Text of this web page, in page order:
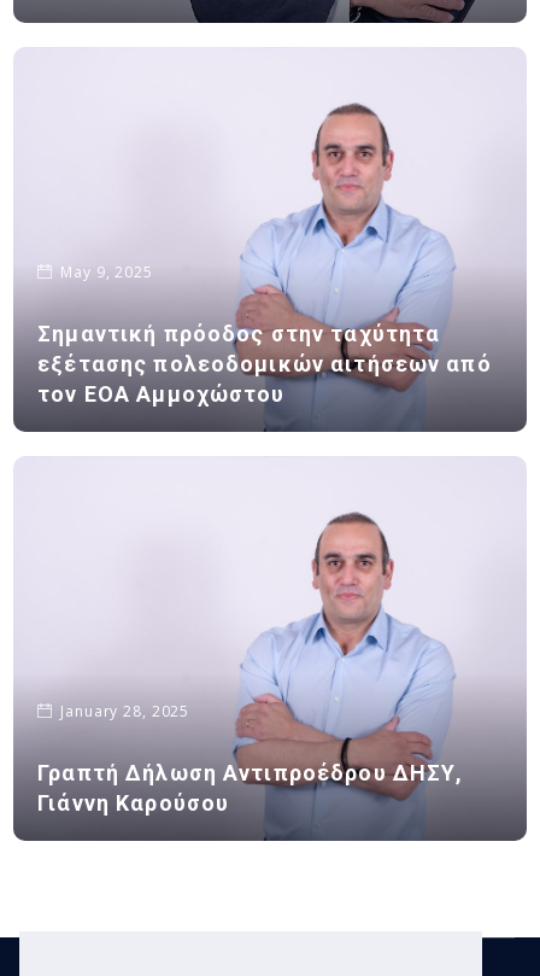
May 9, 2025
Σημαντική πρόοδος στην ταχύτητα
εξέτασης πολεοδομικών αιτήσεων από
τον ΕΟΑ Αμμοχώστου
January 28, 2025
Γραπτή Δήλωση Αντιπροέδρου ΔΗΣΥ,
Γιάννη Καρούσου